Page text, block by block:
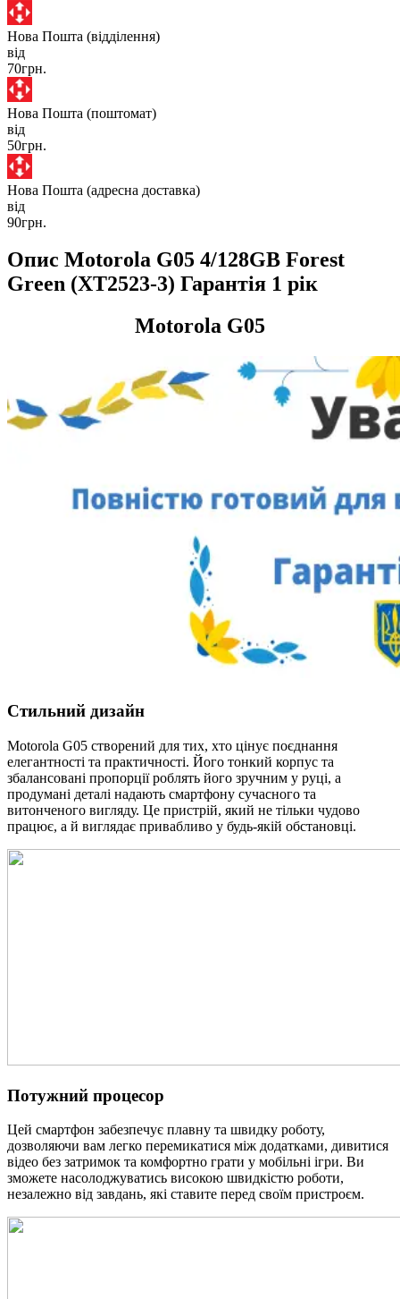
Нова Пошта (відділення)
від
70грн.
Нова Пошта (поштомат)
від
50грн.
Нова Пошта (адресна доставка)
від
90грн.
Опис Motorola G05 4/128GB Forest
Green (XT2523-3) Гарантія 1 рік
Motorola G05
Стильний дизайн
Motorola G05 створений для тих, хто цінує поєднання
елегантності та практичності. Його тонкий корпус та
збалансовані пропорції роблять його зручним у руці, а
продумані деталі надають смартфону сучасного та
витонченого вигляду. Це пристрій, який не тільки чудово
працює, а й виглядає привабливо у будь-якій обстановці.
Потужний процесор
Цей смартфон забезпечує плавну та швидку роботу,
дозволяючи вам легко перемикатися між додатками, дивитися
відео без затримок та комфортно грати у мобільні ігри. Ви
зможете насолоджуватись високою швидкістю роботи,
незалежно від завдань, які ставите перед своїм пристроєм.